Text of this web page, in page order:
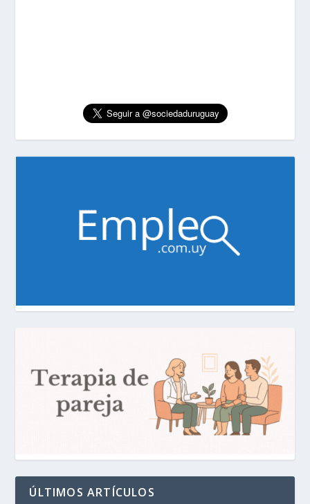
ÚLTIMOS ARTÍCULOS